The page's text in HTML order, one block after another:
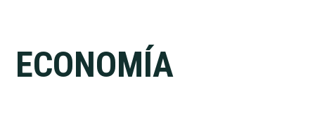
ECONOMÍA